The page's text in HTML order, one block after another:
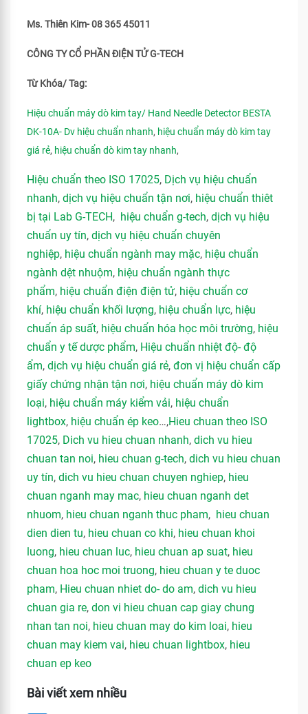
Ms. Thiên Kim- 08 365 45011
CÔNG TY CỔ PHẦN ĐIỆN TỬ G-TECH
Từ Khóa/ Tag:
Hiệu chuẩn máy dò kim tay/ Hand Needle Detector BESTA
DK-10A- Dv hiệu chuẩn nhanh, hiệu chuẩn máy dò kim tay
giá rẻ, hiệu chuẩn dò kim tay nhanh,
Hiệu chuẩn theo ISO 17025, Dịch vụ hiệu chuẩn
nhanh, dịch vụ hiệu chuẩn tận nơi, hiệu chuẩn thiêt
bị tại Lab G-TECH, hiệu chuẩn g-tech, dịch vụ hiệu
chuẩn uy tín, dịch vụ hiệu chuẩn chuyên
nghiệp, hiệu chuẩn ngành may mặc, hiệu chuẩn
ngành dệt nhuộm, hiệu chuẩn ngành thực
phẩm, hiệu chuẩn điện điện tử, hiệu chuẩn cơ
khí, hiệu chuẩn khối lượng, hiệu chuẩn lực, hiệu
chuẩn áp suất, hiệu chuẩn hóa học môi trường, hiệu
chuẩn y tế dược phẩm, Hiệu chuẩn nhiệt độ- độ
ẩm, dịch vụ hiệu chuẩn giá rẻ, đơn vị hiệu chuẩn cấp
giấy chứng nhận tận nơi, hiệu chuẩn máy dò kim
loại, hiệu chuẩn máy kiểm vải, hiệu chuẩn
lightbox, hiệu chuẩn ép keo…,Hieu chuan theo ISO
17025, Dich vu hieu chuan nhanh, dich vu hieu
chuan tan noi, hieu chuan g-tech, dich vu hieu chuan
uy tín, dich vu hieu chuan chuyen nghiep, hieu
chuan nganh may mac, hieu chuan nganh det
nhuom, hieu chuan nganh thuc pham, hieu chuan
dien dien tu, hieu chuan co khi, hieu chuan khoi
luong, hieu chuan luc, hieu chuan ap suat, hieu
chuan hoa hoc moi truong, hieu chuan y te duoc
pham, Hieu chuan nhiet do- do am, dich vu hieu
chuan gia re, don vi hieu chuan cap giay chung
nhan tan noi, hieu chuan may do kim loai, hieu
chuan may kiem vai, hieu chuan lightbox, hieu
chuan ep keo
Bài viết xem nhiều